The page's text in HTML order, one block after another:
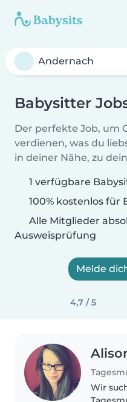
Babysitter
Der perfekte Job, um
verdienen, was du
in deiner Nähe, zu
1 verfügbare
100% kostenlos für
Alle Mitglieder
Ausweisprüfung
Melde
4,7 / 5
Wir